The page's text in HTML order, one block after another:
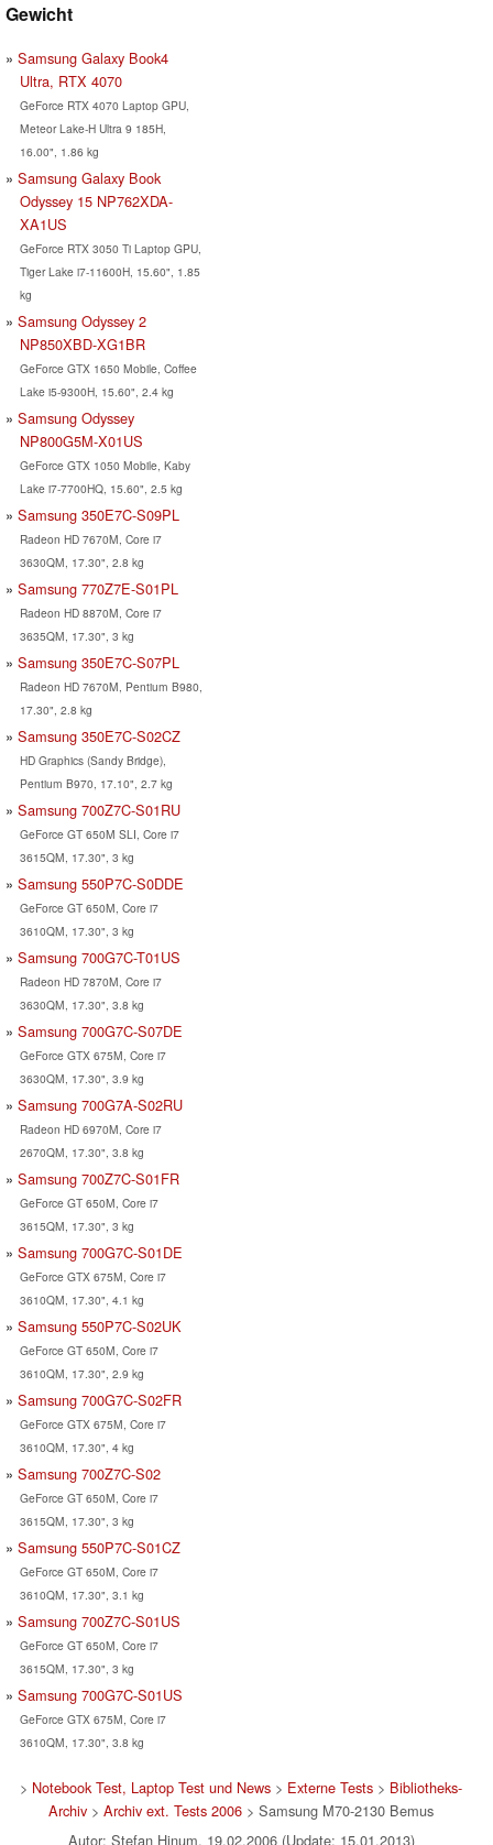
Gewicht
Samsung Galaxy Book4
Ultra, RTX 4070
GeForce RTX 4070 Laptop GPU,
Meteor Lake-H Ultra 9 185H,
16.00", 1.86 kg
Samsung Galaxy Book
Odyssey 15 NP762XDA-
XA1US
GeForce RTX 3050 Ti Laptop GPU,
Tiger Lake i7-11600H, 15.60", 1.85
kg
Samsung Odyssey 2
NP850XBD-XG1BR
GeForce GTX 1650 Mobile, Coffee
Lake i5-9300H, 15.60", 2.4 kg
Samsung Odyssey
NP800G5M-X01US
GeForce GTX 1050 Mobile, Kaby
Lake i7-7700HQ, 15.60", 2.5 kg
Samsung 350E7C-S09PL
Radeon HD 7670M, Core i7
3630QM, 17.30", 2.8 kg
Samsung 770Z7E-S01PL
Radeon HD 8870M, Core i7
3635QM, 17.30", 3 kg
Samsung 350E7C-S07PL
Radeon HD 7670M, Pentium B980,
17.30", 2.8 kg
Samsung 350E7C-S02CZ
HD Graphics (Sandy Bridge),
Pentium B970, 17.10", 2.7 kg
Samsung 700Z7C-S01RU
GeForce GT 650M SLI, Core i7
3615QM, 17.30", 3 kg
Samsung 550P7C-S0DDE
GeForce GT 650M, Core i7
3610QM, 17.30", 3 kg
Samsung 700G7C-T01US
Radeon HD 7870M, Core i7
3630QM, 17.30", 3.8 kg
Samsung 700G7C-S07DE
GeForce GTX 675M, Core i7
3630QM, 17.30", 3.9 kg
Samsung 700G7A-S02RU
Radeon HD 6970M, Core i7
2670QM, 17.30", 3.8 kg
Samsung 700Z7C-S01FR
GeForce GT 650M, Core i7
3615QM, 17.30", 3 kg
Samsung 700G7C-S01DE
GeForce GTX 675M, Core i7
3610QM, 17.30", 4.1 kg
Samsung 550P7C-S02UK
GeForce GT 650M, Core i7
3610QM, 17.30", 2.9 kg
Samsung 700G7C-S02FR
GeForce GTX 675M, Core i7
3610QM, 17.30", 4 kg
Samsung 700Z7C-S02
GeForce GT 650M, Core i7
3615QM, 17.30", 3 kg
Samsung 550P7C-S01CZ
GeForce GT 650M, Core i7
3610QM, 17.30", 3.1 kg
Samsung 700Z7C-S01US
GeForce GT 650M, Core i7
3615QM, 17.30", 3 kg
Samsung 700G7C-S01US
GeForce GTX 675M, Core i7
3610QM, 17.30", 3.8 kg
> Notebook Test, Laptop Test und News > Externe Tests > Bibliotheks-
Archiv > Archiv ext. Tests 2006 > Samsung M70-2130 Bemus
Autor: Stefan Hinum, 19.02.2006 (Update: 15.01.2013)